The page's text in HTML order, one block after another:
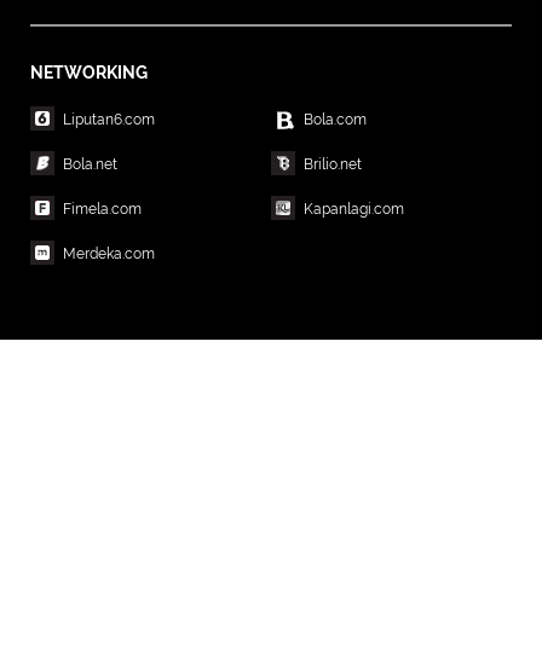
NETWORKING
Liputan6.com Bola.com
Bola.net Brilio.net
Fimela.com Kapanlagi.com
Merdeka.com